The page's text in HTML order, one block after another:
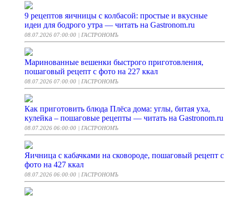
9 рецептов яичницы с колбасой: простые и вкусные
идеи для бодрого утра — читать на Gastronom.ru
08.07.2026 07:00:00 | ГАСТРОНОМЪ
Маринованные вешенки быстрого приготовления,
пошаговый рецепт с фото на 227 ккал
08.07.2026 07:00:00 | ГАСТРОНОМЪ
Как приготовить блюда Плёса дома: углы, битая уха,
кулейка – пошаговые рецепты — читать на Gastronom.ru
08.07.2026 06:00:00 | ГАСТРОНОМЪ
Яичница с кабачками на сковороде, пошаговый рецепт с
фото на 427 ккал
08.07.2026 06:00:00 | ГАСТРОНОМЪ